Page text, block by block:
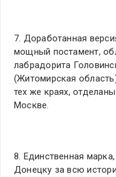
7. Доработанная
мощный постамент,
лабрадорита
(Житомирская
тех же краях,
Москве.
8. Единственная
Донецку за всю